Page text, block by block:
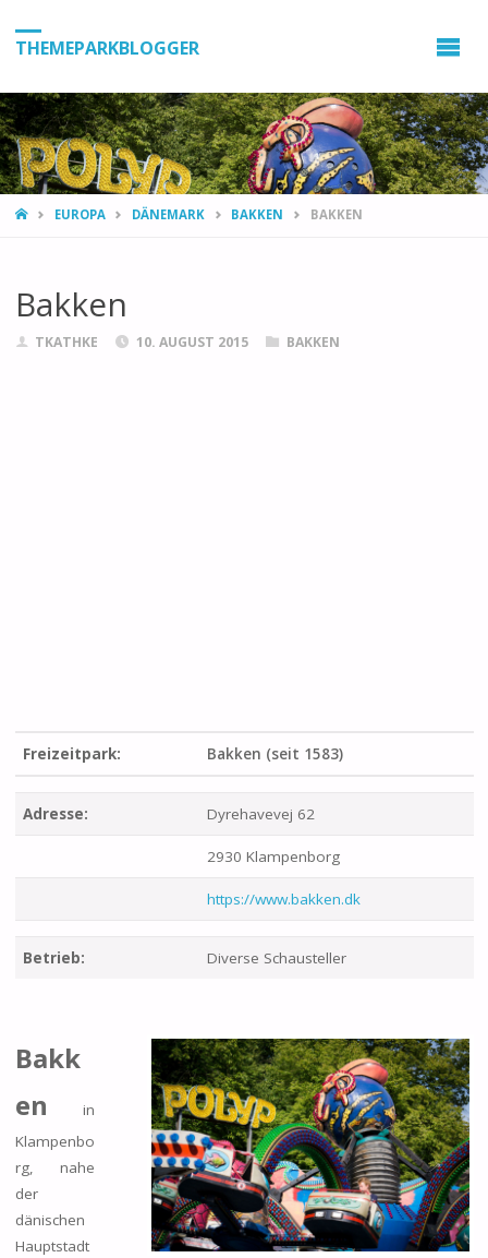
THEMEPARKBLOGGER
HOMEEUROPA DÄNEMARK BAKKEN BAKKEN
Bakken
TKATHKE 10. AUGUST 2015 BAKKEN
Freizeitpark: Bakken (seit 1583)
Adresse: Dyrehavevej 62
2930 Klampenborg
https://www.bakken.dk
Betrieb: Diverse Schausteller
Bakk
en in
Klampenbo
rg, nahe
der
dänischen
Hauptstadt